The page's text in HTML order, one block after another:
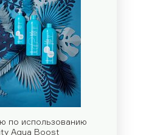
по использованию
Aqua Boost